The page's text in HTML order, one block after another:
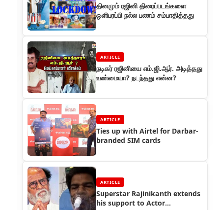
தினமும் ரஜினி திரைப்படங்களை
ஒளிபரப்பி நல்ல பணம் சம்பாதித்தது
ARTICLE
நடிகர் ரஜினியை எம்.ஜி.ஆர். அடித்தது
உண்மையா? நடந்தது என்ன?
ARTICLE
Ties up with Airtel for Darbar-
branded SIM cards
ARTICLE
Superstar Rajinikanth extends
his support to Actor